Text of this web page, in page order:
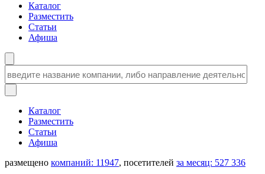
Каталог
Разместить
Статьи
Афиша
Каталог
Разместить
Статьи
Афиша
размещено компаний: 11947, посетителей за месяц: 527 336